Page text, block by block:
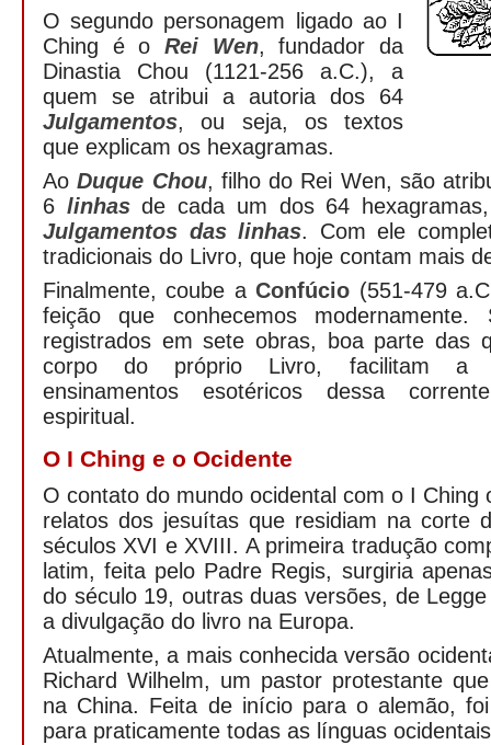
O segundo personagem ligado ao I
Ching é o Rei Wen, fundador da
Dinastia Chou (1121-256 a.C.), a
quem se atribui a autoria dos 64
Julgamentos, ou seja, os textos
que explicam os hexagramas.
AoDuque Chou, filho do Rei Wen, são
6 linhasde cada um dos 64
Julgamentos das linhas. Com ele
tradicionais do Livro, que hoje contam mais
Finalmente, coube aConfúcio (551-479
feição que conhecemos modernamente.
registrados em sete obras, boa parte das
corpo do próprio Livro, facilitam a
ensinamentos esotéricos dessa
espiritual.
O I Ching e o Ocidente
O contato do mundo ocidental com o I Ching
relatos dos jesuítas que residiam na corte
séculos XVI e XVIII. A primeira tradução
latim, feita pelo Padre Regis, surgiria
do século 19, outras duas versões, de
a divulgação do livro na Europa.
Atualmente, a mais conhecida versão
Richard Wilhelm, um pastor protestante
na China. Feita de início para o alemão,
para praticamente todas as línguas